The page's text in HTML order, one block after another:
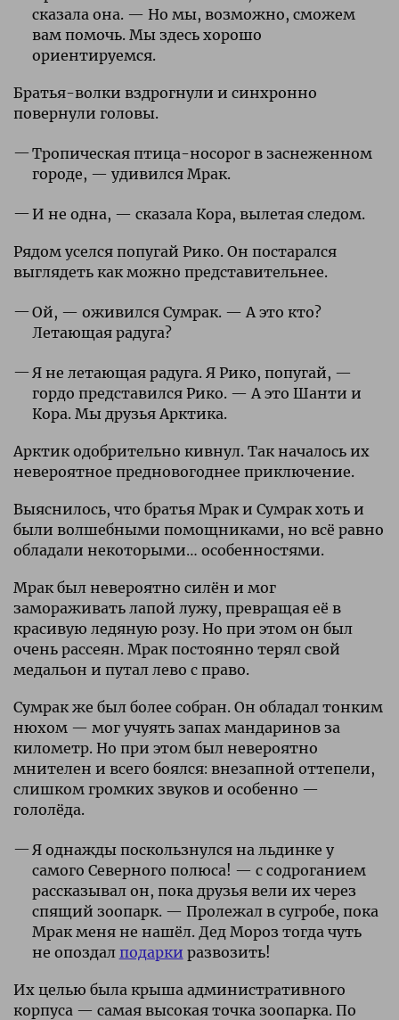
сказала она. — Но мы, возможно, сможем
вам помочь. Мы здесь хорошо
ориентируемся.
Братья-волки вздрогнули и синхронно
повернули головы.
Тропическая птица-носорог в заснеженном
городе, — удивился Мрак.
И не одна, — сказала Кора, вылетая следом.
Рядом уселся попугай Рико. Он постарался
выглядеть как можно представительнее.
Ой, — оживился Сумрак. — А это кто?
Летающая радуга?
Я не летающая радуга. Я Рико, попугай, —
гордо представился Рико. — А это Шанти и
Кора. Мы друзья Арктика.
Арктик одобрительно кивнул. Так началось их
невероятное предновогоднее приключение.
Выяснилось, что братья Мрак и Сумрак хоть и
были волшебными помощниками, но всё равно
обладали некоторыми… особенностями.
Мрак был невероятно силён и мог
замораживать лапой лужу, превращая её в
красивую ледяную розу. Но при этом он был
очень рассеян. Мрак постоянно терял свой
медальон и путал лево с право.
Сумрак же был более собран. Он обладал тонким
нюхом — мог учуять запах мандаринов за
километр. Но при этом был невероятно
мнителен и всего боялся: внезапной оттепели,
слишком громких звуков и особенно —
гололёда.
Я однажды поскользнулся на льдинке у
самого Северного полюса! — с содроганием
рассказывал он, пока друзья вели их через
спящий зоопарк. — Пролежал в сугробе, пока
Мрак меня не нашёл. Дед Мороз тогда чуть
не опоздал подарки развозить!
Их целью была крыша административного
корпуса — самая высокая точка зоопарка. По